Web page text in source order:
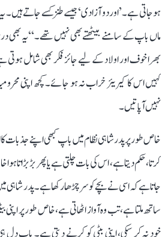
ہو جاتی ہے۔’اور دو آزادی‘ جیسے طنز کسے جاتے ہیں۔ یہ
ماں باپ کے سامنے بیٹھتے بھی نہیں تھے۔‘‘ یہ
بھرا خوف اور اولاد کے لیے جائز فکر بھی شامل ہوتی
کہیں اس کا کیریئر خراب نہ ہو جائے۔ کچھ اپنی
نہیں آ پاتیں۔
خاص طور پر پدر شاہی نظام میں باپ کبھی اپنے جذبات کا
کرتا، حکم دیتا ہے، اس کی بات چلتی ہے یا پھر بڑبڑاتا
جاتا ہے کہ اسی نے بچے کو سر چڑھا رکھا ہے۔ پدر شاہی میں
ساتھ ملتا ہے، تب وہ آواز اٹھاتی ہے، خاص طور پر